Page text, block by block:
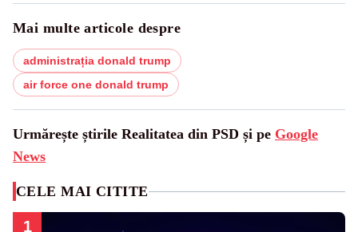
Mai multe articole despre
administrația donald trump
air force one donald trump
Urmărește știrile Realitatea din PSD și pe Google
News
CELE MAI CITITE
1